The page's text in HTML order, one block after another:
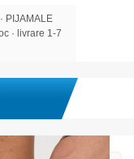
PIJAMALE
· livrare 1-7